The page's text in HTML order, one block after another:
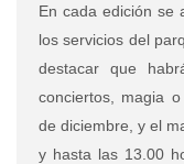
En cada edición se
los servicios del
destacar que
conciertos, magia
de diciembre, y el
y hasta las 13.00